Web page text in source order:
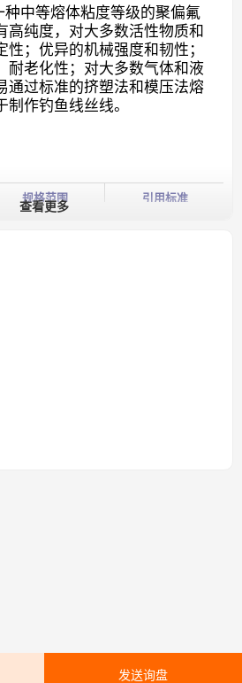
种中等熔体粘度等级的聚偏氟
高纯度，对大多数活性物质和
性；优异的机械强度和韧性；
耐老化性；对大多数气体和液
通过标准的挤塑法和模压法熔
作钓鱼线丝线。
规格范围 引用标准
查看更多
发送询盘